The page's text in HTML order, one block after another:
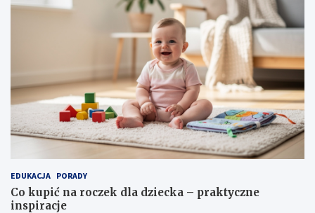
EDUKACJA PORADY
Co kupić na roczek dla dziecka – praktyczne
inspiracje